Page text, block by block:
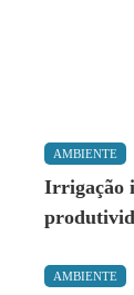
AMBIENTE
Irrigação
AMBIENTE